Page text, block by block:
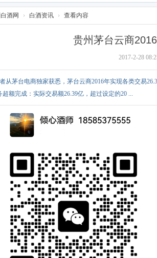
酒网 › 白酒资讯 › 查看内容
贵州茅台云商
2017-2-28
从茅台电商独家获悉，茅台云商2016年实现各类交易
超额完成：实际交易额26.39亿，超过设定的20 ...